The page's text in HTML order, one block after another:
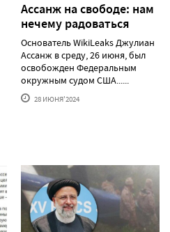
Ассанж на свободе: нам
нечему радоваться
Основатель WikiLeaks Джулиан
Ассанж в среду, 26 июня, был
освобожден Федеральным
окружным судом США......
28 ИЮНЯ'2024